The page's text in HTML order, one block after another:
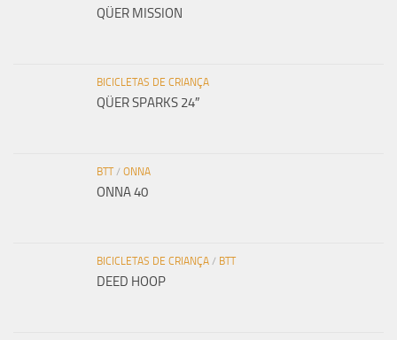
QÜER MISSION
BICICLETAS DE CRIANÇA
QÜER SPARKS 24″
BTT/ ONNA
ONNA 40
BICICLETAS DE CRIANÇA / BTT
DEED HOOP